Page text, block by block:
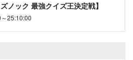
ノック 最強クイズ王決定戦】
25:10:00